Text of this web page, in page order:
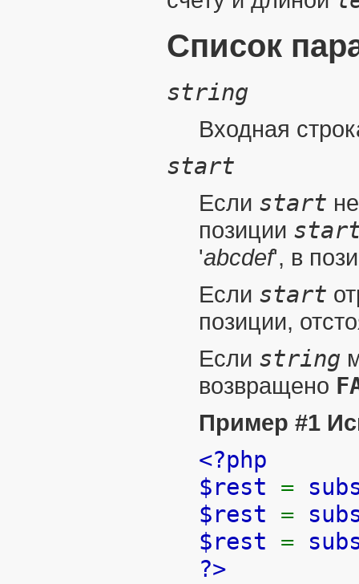
Список
string
Входная
start
Если start
позиции
'abcdef', в
Если start
позиции,
Если string
возвращено
Пример #1
<?php
$rest =
$rest =
$rest =
?>